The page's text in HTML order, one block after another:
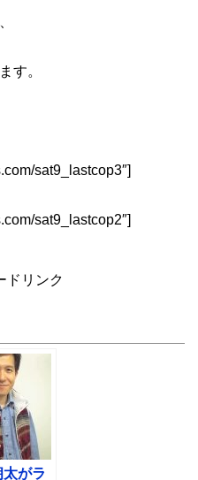
す。
sat9_lastcop3″]
sat9_lastcop2″]
ドリンク
がラ